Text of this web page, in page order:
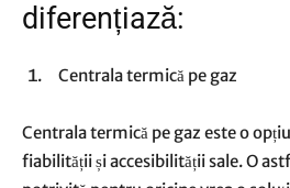
diferențiază:
Centrala termică pe gaz
Centrala termică pe gaz este o
fiabilității și accesibilității sale. O